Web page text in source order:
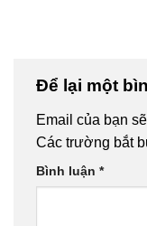
Để lại một
Email của bạn
Các trường bắt
Bình luận *